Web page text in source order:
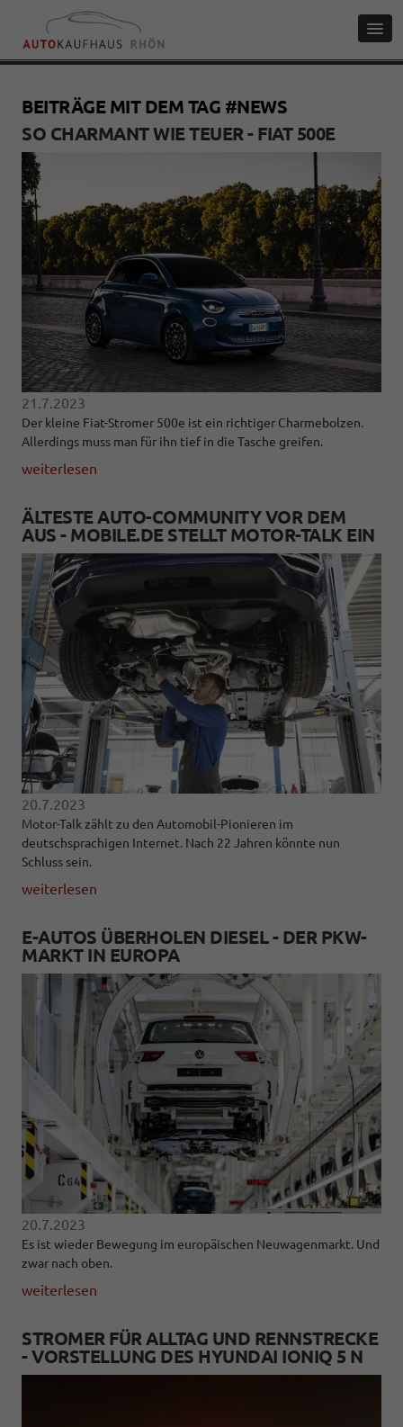
BEITRÄGE MIT DEM TAG #NEWS
SO CHARMANT WIE TEUER - FIAT 500E
21.7.2023
Der kleine Fiat-Stromer 500e ist ein richtiger Charmebolzen.
Allerdings muss man für ihn tief in die Tasche greifen.
weiterlesen
ÄLTESTE AUTO-COMMUNITY VOR DEM
AUS - MOBILE.DE STELLT MOTOR-TALK EIN
20.7.2023
Motor-Talk zählt zu den Automobil-Pionieren im
deutschsprachigen Internet. Nach 22 Jahren könnte nun
Schluss sein.
weiterlesen
E-AUTOS ÜBERHOLEN DIESEL - DER PKW-
MARKT IN EUROPA
20.7.2023
Es ist wieder Bewegung im europäischen Neuwagenmarkt. Und
zwar nach oben.
weiterlesen
STROMER FÜR ALLTAG UND RENNSTRECKE
- VORSTELLUNG DES HYUNDAI IONIQ 5 N